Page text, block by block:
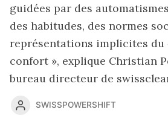
guidées par des
des habitudes, des normes
représentations implicites du
confort », explique Christian
bureau directeur de
SWISSPOWERSHIFT